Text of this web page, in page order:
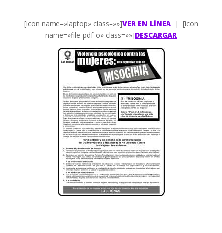
[icon name=»laptop» class=»»]VER EN LÍNEA | [icon
name=»file-pdf-o» class=»»]DESCARGAR